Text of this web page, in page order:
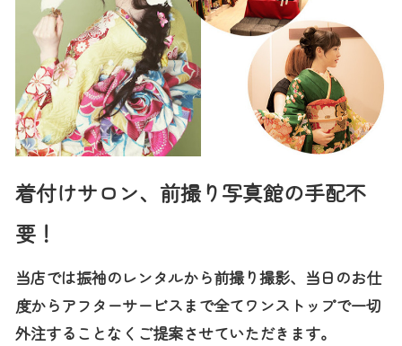
着付けサロン、前撮り写真館の手配不
要！
当店では振袖のレンタルから前撮り撮影、当日のお仕
度からアフターサービスまで全てワンストップで一切
外注することなくご提案させていただきます。